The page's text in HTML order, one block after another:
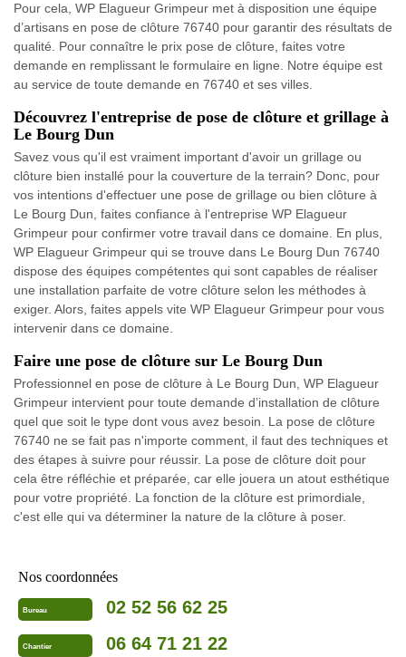
Pour cela, WP Elagueur Grimpeur met à disposition une équipe
d’artisans en pose de clôture 76740 pour garantir des résultats de
qualité. Pour connaître le prix pose de clôture, faites votre
demande en remplissant le formulaire en ligne. Notre équipe est
au service de toute demande en 76740 et ses villes.
Découvrez l'entreprise de pose de clôture et grillage à
Le Bourg Dun
Savez vous qu'il est vraiment important d'avoir un grillage ou
clôture bien installé pour la couverture de la terrain? Donc, pour
vos intentions d'effectuer une pose de grillage ou bien clôture à
Le Bourg Dun, faites confiance à l'entreprise WP Elagueur
Grimpeur pour confirmer votre travail dans ce domaine. En plus,
WP Elagueur Grimpeur qui se trouve dans Le Bourg Dun 76740
dispose des équipes compétentes qui sont capables de réaliser
une installation parfaite de votre clôture selon les méthodes à
exiger. Alors, faites appels vite WP Elagueur Grimpeur pour vous
intervenir dans ce domaine.
Faire une pose de clôture sur Le Bourg Dun
Professionnel en pose de clôture à Le Bourg Dun, WP Elagueur
Grimpeur intervient pour toute demande d’installation de clôture
quel que soit le type dont vous avez besoin. La pose de clôture
76740 ne se fait pas n'importe comment, il faut des techniques et
des étapes à suivre pour réussir. La pose de clôture doit pour
cela être réfléchie et préparée, car elle jouera un atout esthétique
pour votre propriété. La fonction de la clôture est primordiale,
c'est elle qui va déterminer la nature de la clôture à poser.
Nos coordonnées
Bureau 02 52 56 62 25
Chantier 06 64 71 21 22